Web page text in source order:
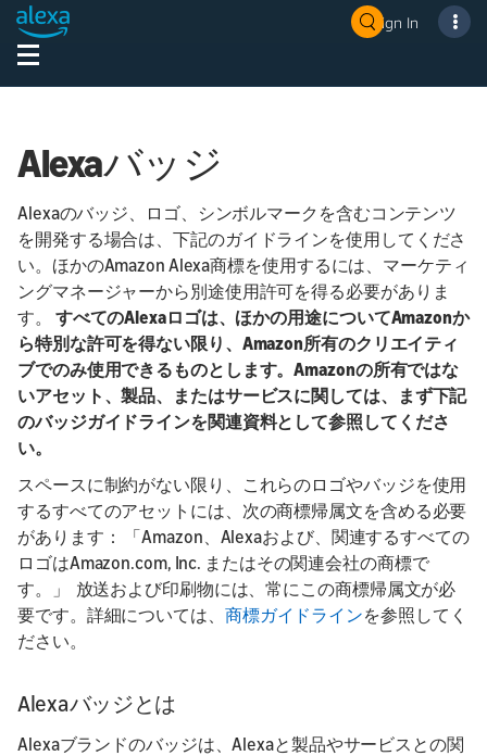
Sign In
Alexaバッジ
Alexaのバッジ、ロゴ、シンボルマークを含むコンテンツ
を開発する場合は、下記のガイドラインを使用してくださ
い。ほかのAmazon Alexa商標を使用するには、マーケティ
ングマネージャーから別途使用許可を得る必要がありま
す。 すべてのAlexaロゴは、ほかの用途についてAmazonか
ら特別な許可を得ない限り、Amazon所有のクリエイティ
ブでのみ使用できるものとします。Amazonの所有ではな
いアセット、製品、またはサービスに関しては、まず下記
のバッジガイドラインを関連資料として参照してくださ
い。
スペースに制約がない限り、これらのロゴやバッジを使用
するすべてのアセットには、次の商標帰属文を含める必要
があります：
「Amazon、Alexaおよび、関連するすべての
ロゴはAmazon.com, Inc. またはその関連会社の商標で
す。」 放送および印刷物には、常にこの商標帰属文が必
要です。詳細については、 商標ガイドラインを参照してく
ださい。
Alexaバッジとは
Alexaブランドのバッジは、Alexaと製品やサービスとの関